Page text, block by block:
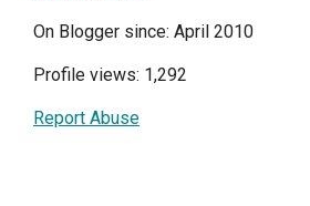
On Blogger since: April 2010
Profile views: 1,292
Report Abuse